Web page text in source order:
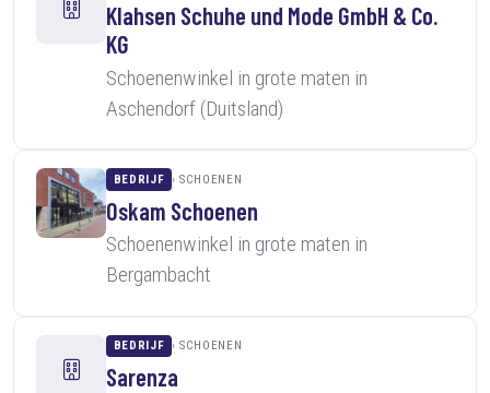
Klahsen Schuhe und Mode GmbH & Co.
KG
Schoenenwinkel in grote maten in
Aschendorf (Duitsland)
BEDRIJF SCHOENEN
Oskam Schoenen
Schoenenwinkel in grote maten in
Bergambacht
BEDRIJF SCHOENEN
Sarenza